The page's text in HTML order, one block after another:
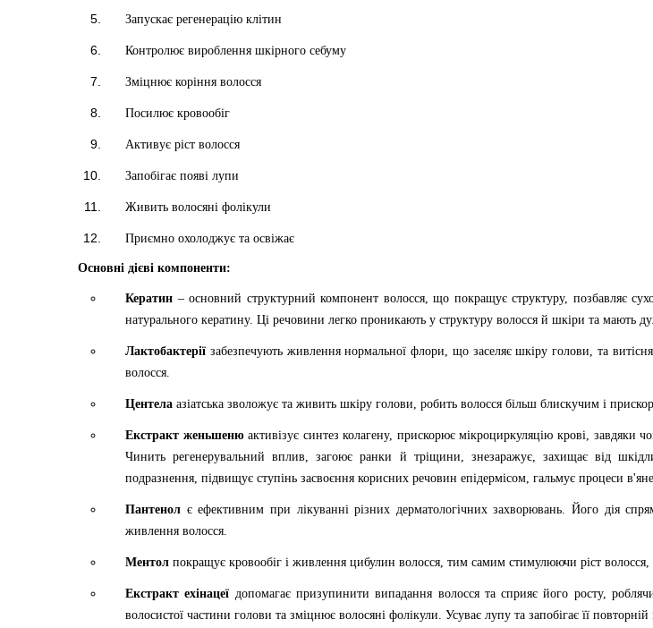
Запускає регенерацію клітин
Контролює вироблення шкірного себуму
Зміцнює коріння волосся
Посилює кровообіг
Активує ріст волосся
Запобігає появі лупи
Живить волосяні фолікули
Приємно охолоджує та освіжає
Основні дієві компоненти:
Кератин – основний структурний компонент волосся, що покращує структуру, позбавляє
натурального кератину. Ці речовини легко проникають у структуру волосся й шкіри та мають
Лактобактерії забезпечують живлення нормальної флори, що заселяє шкіру голови, та
волосся.
Центела азіатська зволожує та живить шкіру голови, робить волосся більш блискучим і
Екстракт женьшенюактивізує синтез колагену, прискорює мікроциркуляцію крові, завдяки
Чинить регенерувальний вплив, загоює ранки й тріщини, знезаражує, захищає від
подразнення, підвищує ступінь засвоєння корисних речовин епідермісом, гальмує процеси
Пантенол є ефективним при лікуванні різних дерматологічних захворювань. Його дія
живлення волосся.
Ментол покращує кровообіг і живлення цибулин волосся, тим самим стимулюючи ріст волосся,
Екстракт ехінацеї допомагає призупинити випадання волосся та сприяє його росту,
волосистої частини голови та зміцнює волосяні фолікули. Усуває лупу та запобігає її повторній